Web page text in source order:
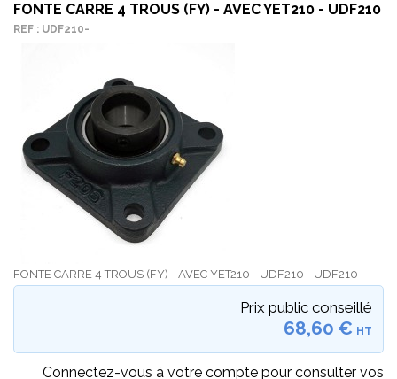
FONTE CARRE 4 TROUS (FY) - AVEC YET210 - UDF210
REF : UDF210-
FONTE CARRE 4 TROUS (FY) - AVEC YET210 - UDF210 - UDF210
Prix public conseillé
68,60 € HT
Connectez-vous à votre compte pour consulter vos